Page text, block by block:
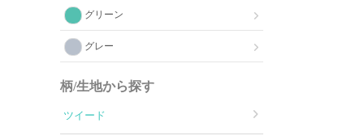
グリーン
グレー
柄/生地から探す
ツイード